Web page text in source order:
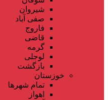
شیروان
صفی آباد
فاروج
قاضی
گرمه
لوجلی
بازگشت
خوزستان
تمام شهر‌ها
اهواز